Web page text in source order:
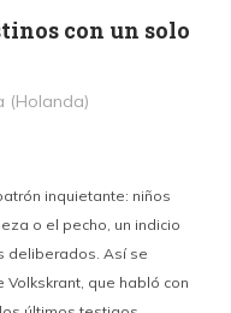
con un solo
(Holanda)
inquietante: niños
o el pecho, un indicio
deliberados. Así se
que habló con